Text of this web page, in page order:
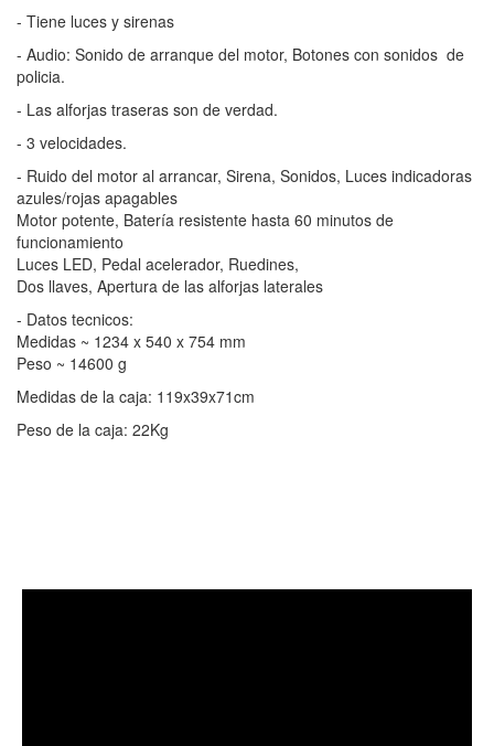
- Tiene luces y sirenas
- Audio: Sonido de arranque del motor, Botones con sonidos de
policia.
- Las alforjas traseras son de verdad.
- 3 velocidades.
- Ruido del motor al arrancar, Sirena, Sonidos, Luces indicadoras
azules/rojas apagables
Motor potente, Batería resistente hasta 60 minutos de
funcionamiento
Luces LED, Pedal acelerador, Ruedines,
Dos llaves, Apertura de las alforjas laterales
- Datos tecnicos:
Medidas ~ 1234 x 540 x 754 mm
Peso ~ 14600 g
Medidas de la caja: 119x39x71cm
Peso de la caja: 22Kg